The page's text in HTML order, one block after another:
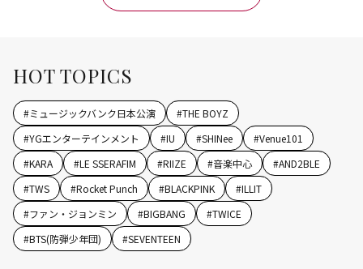
HOT TOPICS
#ミュージックバンク日本公演 #THE BOYZ
#YGエンターテインメント #IU #SHINee #Venue101
#KARA #LE SSERAFIM #RIIZE #音楽中心 #AND2BLE
#TWS #Rocket Punch #BLACKPINK #ILLIT
#ファン・ジョンミン #BIGBANG #TWICE
#BTS(防弾少年団) #SEVENTEEN